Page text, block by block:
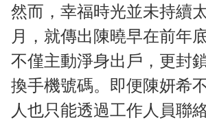
然而，幸福時光並未持續
月，就傳出陳曉早在前年
不僅主動淨身出戶，更封
換手機號碼。即便陳妍希
人也只能透過工作人員聯